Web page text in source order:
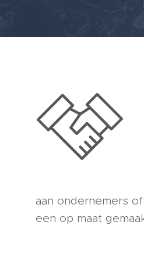
aan ondernemers
een op maat